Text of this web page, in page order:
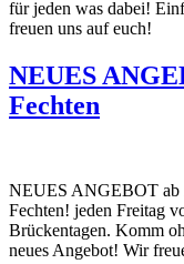
für jeden was dabei!
freuen uns auf euch!
NEUES
Fechten
NEUES ANGEBOT
Fechten! jeden Freitag
Brückentagen. Komm
neues Angebot! Wir